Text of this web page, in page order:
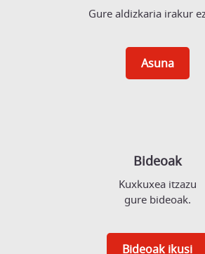
Gure aldizkaria irakur
Asuna
Bideoak
Kuxkuxea itzazu
gure bideoak.
Bideoak ikusi